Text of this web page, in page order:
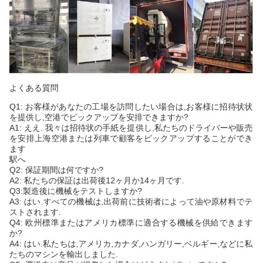
よくある質問
Q1: お客様があなたの工場を訪問したい場合は,お客様に招待状状
を提供し,空港でピックアップを安排できますか?
A1: ええ. 我々は招待状の手紙を提供し,私たちのドライバーや販売
を安排上海空港または列車で顧客をピックアップすることができ
ます
駅へ
Q2: 保証期間は何ですか?
A2: 私たちの保証は出荷後12ヶ月か14ヶ月です.
Q3:製造後に機械をテストしますか?
A3: はい.すべての機械は,出荷前に技術者によって油や原材料でテ
ストされます.
Q4: 欧州標準またはアメリカ標準に適合する機械を供給できます
か?
A4: はい.私たちは,アメリカ,カナダ,ハンガリー,ベルギー,などに私
たちのマシンを輸出しました.